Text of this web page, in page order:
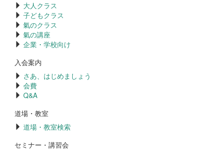
大人クラス
子どもクラス
氣のクラス
氣の講座
企業・学校向け
入会案内
さあ、はじめましょう
会費
Q&A
道場・教室
道場・教室検索
セミナー・講習会